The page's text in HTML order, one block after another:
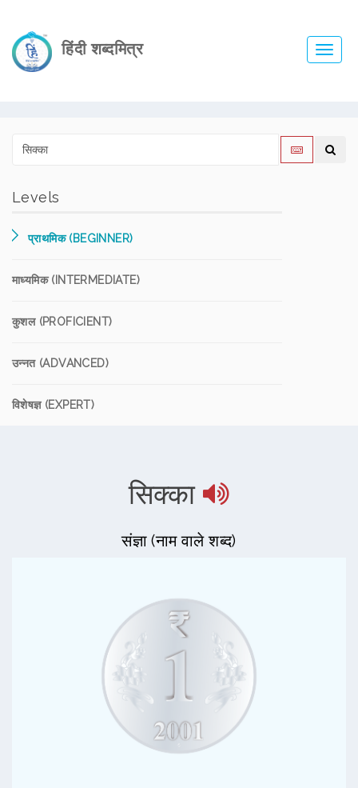
हिंदी शब्दमित्र
Levels
प्राथमिक (BEGINNER)
माध्यमिक (INTERMEDIATE)
कुशल (PROFICIENT)
उन्नत (ADVANCED)
विशेषज्ञ (EXPERT)
सिक्का
संज्ञा (नाम वाले शब्द)